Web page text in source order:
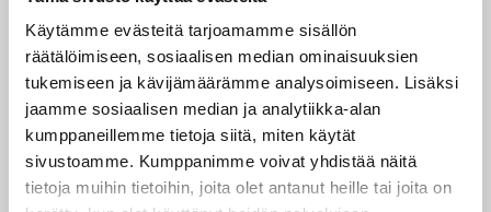
Käytämme evästeitä tarjoamamme sisällön
räätälöimiseen, sosiaalisen median ominaisuuksien
tukemiseen ja kävijämäärämme analysoimiseen. Lisäksi
jaamme sosiaalisen median ja analytiikka-alan
kumppaneillemme tietoja siitä, miten käytät
sivustoamme. Kumppanimme voivat yhdistää näitä
tietoja muihin tietoihin, joita olet antanut heille tai joita on
tavoitteena oli…
28.05.2026
EU:n suorien tukien vuoden 2025 lopulliset tukitasot
vahvistettu – tukitasoissa nousua
Valtioneuvosto vahvisti vuoden 2025 eläin- ja